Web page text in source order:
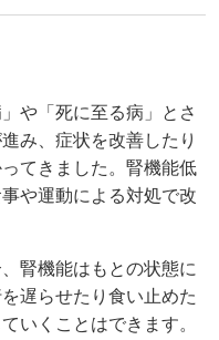
や「死に至る病」とさ
み、症状を改善したり
てきました。腎機能低
や運動による対処で改
腎機能はもとの状態に
遅らせたり食い止めた
いくことはできます。